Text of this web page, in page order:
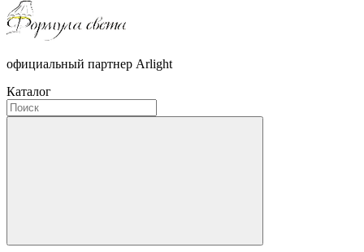
официальный партнер Arlight
Каталог